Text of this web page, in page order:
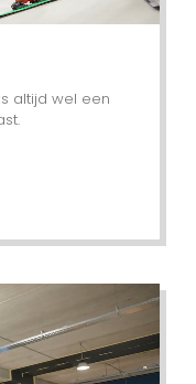
altijd wel een